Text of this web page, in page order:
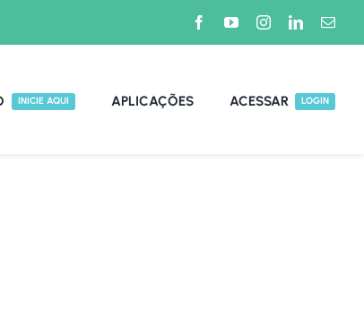
INICIE AQUI APLICAÇÕES ACESSAR LOGIN